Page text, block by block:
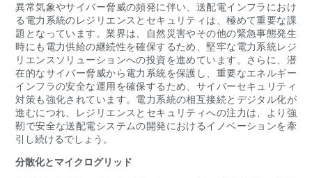
異常気象やサイバー脅威の頻発に伴い、送配電インフラにおけ
る電力系統のレジリエンスとセキュリティは、極めて重要な課
題となっています。業界は、自然災害やその他の緊急事態発生
時にも電力供給の継続性を確保するため、堅牢な電力系統レジ
リエンスソリューションへの投資を進めています。さらに、潜
在的なサイバー脅威から電力系統を保護し、重要なエネルギー
インフラの安全な運用を確保するため、サイバーセキュリティ
対策も強化されています。電力系統の相互接続とデジタル化が
進むにつれ、レジリエンスとセキュリティへの注力は、より強
靭で安全な送配電システムの開発におけるイノベーションを牽
引し続けるでしょう。
分散化とマイクログリッド